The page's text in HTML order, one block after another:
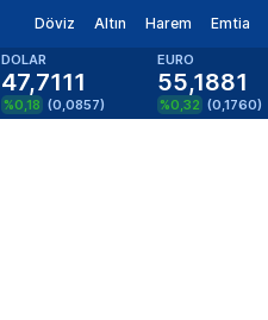
Döviz Altın Harem Emtia
DOLAR
47,7111
%0,18 (0,0857)
EURO
55,1881
%0,32 (0,1760)